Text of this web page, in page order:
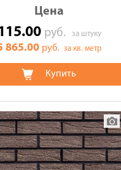
Цена
руб. за штуку
865.00 руб.за кв. метр
Купить